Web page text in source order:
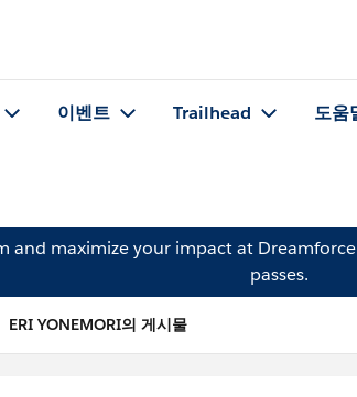
이벤트 Trailhead 도움
and maximize your impact at
passes.
ERI YONEMORI의 게시물